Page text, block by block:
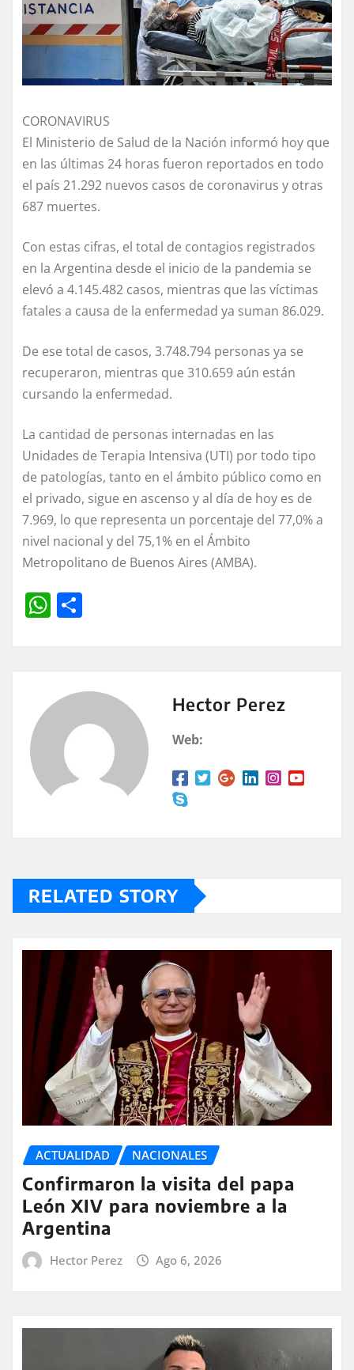
CORONAVIRUS
El Ministerio de Salud de la Nación informó hoy que
en las últimas 24 horas fueron reportados en todo
el país 21.292 nuevos casos de coronavirus y otras
687 muertes.
Con estas cifras, el total de contagios registrados
en la Argentina desde el inicio de la pandemia se
elevó a 4.145.482 casos, mientras que las víctimas
fatales a causa de la enfermedad ya suman 86.029.
De ese total de casos, 3.748.794 personas ya se
recuperaron, mientras que 310.659 aún están
cursando la enfermedad.
La cantidad de personas internadas en las
Unidades de Terapia Intensiva (UTI) por todo tipo
de patologías, tanto en el ámbito público como en
el privado, sigue en ascenso y al día de hoy es de
7.969, lo que representa un porcentaje del 77,0% a
nivel nacional y del 75,1% en el Ámbito
Metropolitano de Buenos Aires (AMBA).
W
A
p
rt
Hector Perez
Web:
RELATED STORY
ACTUALIDAD NACIONALES
Confirmaron la visita del papa
León XIV para noviembre a la
Argentina
Hector Perez Ago 6, 2026